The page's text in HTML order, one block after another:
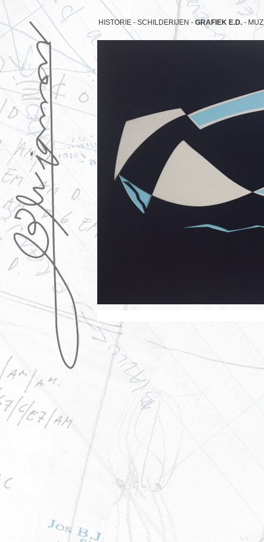
HISTORIE - SCHILDERIJEN - GRAFIEK E.D. -